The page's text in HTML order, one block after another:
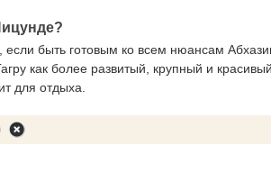
быть готовым ко всем нюансам
как более развитый, крупный и
для отдыха.